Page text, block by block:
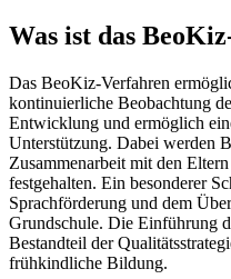
Was ist das
Das BeoKiz-Verfahren
kontinuierliche Beobachtung
Entwicklung und ermöglich
Unterstützung. Dabei werden
Zusammenarbeit mit den
festgehalten. Ein besonderer
Sprachförderung und dem
Grundschule. Die Einführung
Bestandteil der
frühkindliche Bildung.